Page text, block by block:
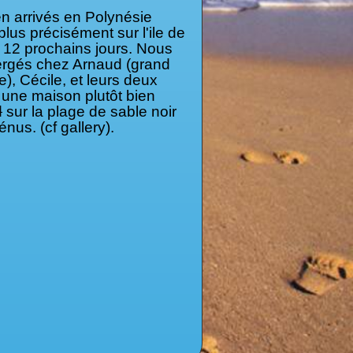
arrivés en Polynésie
précisément sur l'ile de
prochains jours. Nous
chez Arnaud (grand
Cécile, et leurs deux
maison plutôt bien
sur la plage de sable noir
(cf gallery).